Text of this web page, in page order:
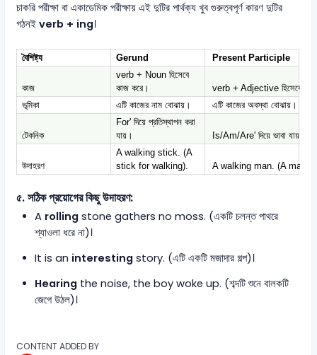
চাকরি পরীক্ষা বা একাডেমিক পরীক্ষায় এই দুটির পার্থক্য খুব গুরুত্বপূর্ণ কারণ দুটির
গঠনইverb + ing।
বৈশিষ্ট্য Gerund Present Participle
কাজ
verb + Noun হিসেবে
কাজ করে।
verb + Adjective হিসেবে
ভূমিকা
এটি কাজের নাম বোঝায়। এটি কাজের অবস্থা বোঝায়।
টেকনিক
For' দিয়ে প্রতিস্থাপন করা
যায়।
Is/Am/Are' দিয়ে ভাবা যায়।
উদাহরণ
A walking stick. (A
stick for walking).
A walking man. (A man
৫. সঠিক প্রয়োগের কিছু উদাহরণ:
A rollingstone gathers no moss. (একটি চলন্ত পাথরে
শ্যাওলা ধরে না)।
It is an interestingstory. (এটি একটি মজাদার গল্প)।
Hearingthe noise, the boy woke up. (শব্দটি শুনে বালকটি
জেগে উঠল)।
CONTENT ADDED BY